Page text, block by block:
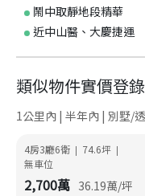
鬧中取靜地段精華
近中山醫、大慶捷運
類似物件實價登錄
1公里內 | 半年內 | 別墅/
4房3廳6衛 | 74.6坪 |
無車位
2,700萬 36.19萬/坪